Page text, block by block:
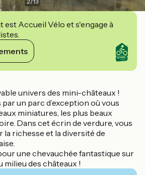
est Accueil Vélo et s'engage à
univers des mini-châteaux !
par un parc d’exception où vous
miniatures, les plus beaux
Dans cet écrin de verdure, vous
la richesse et la diversité de
une chevauchée fantastique sur
milieu des châteaux !